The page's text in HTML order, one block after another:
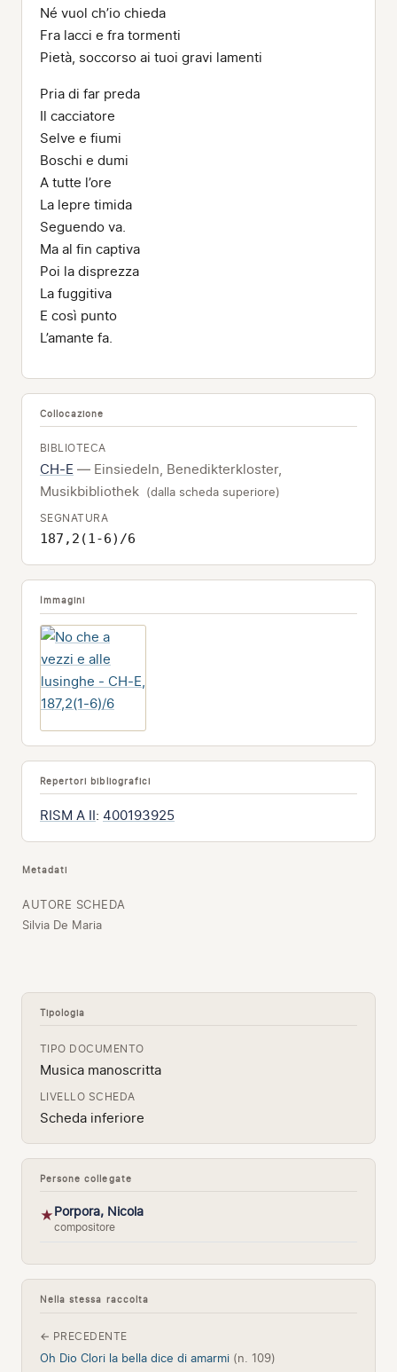
Né vuol ch’io chieda
Fra lacci e fra tormenti
Pietà, soccorso ai tuoi gravi lamenti
Pria di far preda
Il cacciatore
Selve e fiumi
Boschi e dumi
A tutte l’ore
La lepre timida
Seguendo va.
Ma al fin captiva
Poi la disprezza
La fuggitiva
E così punto
L’amante fa.
Collocazione
BIBLIOTECA
CH-E — Einsiedeln, Benedikterkloster,
Musikbibliothek (dalla scheda superiore)
SEGNATURA
187,2(1-6)/6
Immagini
Repertori bibliografici
RISM A II: 400193925
Metadati
AUTORE SCHEDA
Silvia De Maria
Tipologia
TIPO DOCUMENTO
Musica manoscritta
LIVELLO SCHEDA
Scheda inferiore
Persone collegate
★Porpora, Nicola
compositore
Nella stessa raccolta
← PRECEDENTE
Oh Dio Clori la bella dice di amarmi (n. 109)